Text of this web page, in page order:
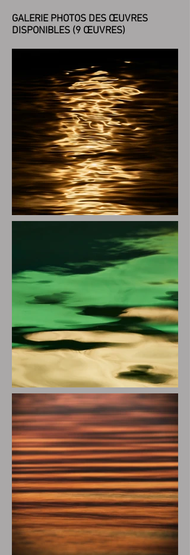
​GALERIE PHOTOS DES ŒUVRES
DISPONIBLES (9 ŒUVRES)